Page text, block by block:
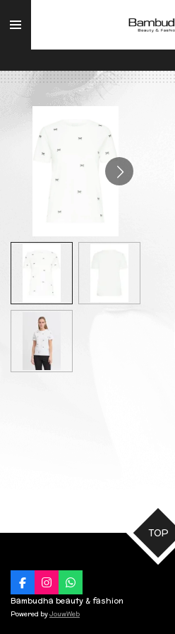
direct
hoofdinhoud
TOP
F
a
c
e
I
n
s
t
W
h
a
t
Bambudha beauty & fashion
Powered byJouwWeb